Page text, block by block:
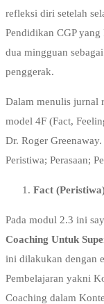
refleksi diri setelah
Pendidikan CGP
dua mingguan
penggerak.
Dalam menulis jurnal
model 4F (Fact,
Dr. Roger
Peristiwa; Perasaan;
Fact
Pada modul 2.3 ini
Coaching Untuk
ini dilakukan dengan
Pembelajaran yakni
Coaching dalam